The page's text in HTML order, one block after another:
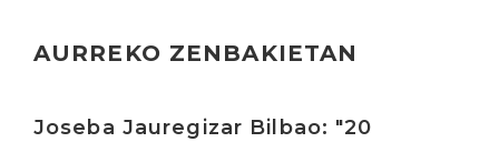
AURREKO ZENBAKIETAN
Joseba Jauregizar Bilbao: "20